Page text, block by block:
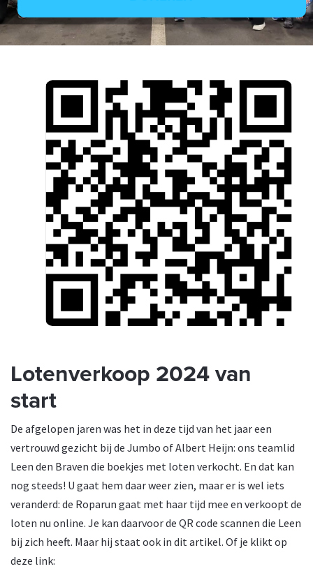
Lotenverkoop 2024 van
start
De afgelopen jaren was het in deze tijd van het jaar een
vertrouwd gezicht bij de Jumbo of Albert Heijn: ons teamlid
Leen den Braven die boekjes met loten verkocht. En dat kan
nog steeds! U gaat hem daar weer zien, maar er is wel iets
veranderd: de Roparun gaat met haar tijd mee en verkoopt de
loten nu online. Je kan daarvoor de QR code scannen die Leen
bij zich heeft. Maar hij staat ook in dit artikel. Of je klikt op
deze link: